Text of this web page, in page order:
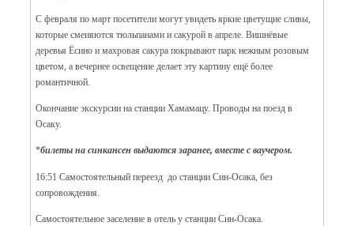
С февраля по март посетители могут увидеть яркие цветущие сливы,
которые сменяются тюльпанами и сакурой в апреле. Вишнёвые
деревья Ёсино и махровая сакура покрывают парк нежным розовым
цветом, а вечернее освещение делает эту картину ещё более
романтичной.
Окончание экскурсии на станции Хамамацу. Проводы на поезд в
Осаку.
*билеты на синкансен выдаются заранее, вместе с ваучером.
16:51 Самостоятельный переезд до станции Син-Осака, без
сопровождения.
Самостоятельное заселение в отель у станции Син-Осака.